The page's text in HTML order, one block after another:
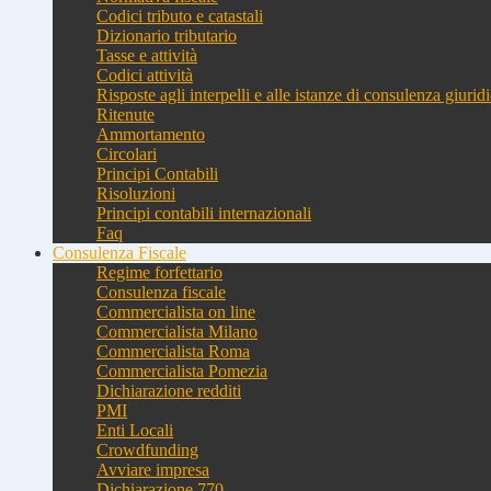
Codici tributo e catastali
Dizionario tributario
Tasse e attività
Codici attività
Risposte agli interpelli e alle istanze di consulenza
Ritenute
Ammortamento
Circolari
Principi Contabili
Risoluzioni
Principi contabili internazionali
Faq
Consulenza Fiscale
Regime forfettario
Consulenza fiscale
Commercialista on line
Commercialista Milano
Commercialista Roma
Commercialista Pomezia
Dichiarazione redditi
PMI
Enti Locali
Crowdfunding
Avviare impresa